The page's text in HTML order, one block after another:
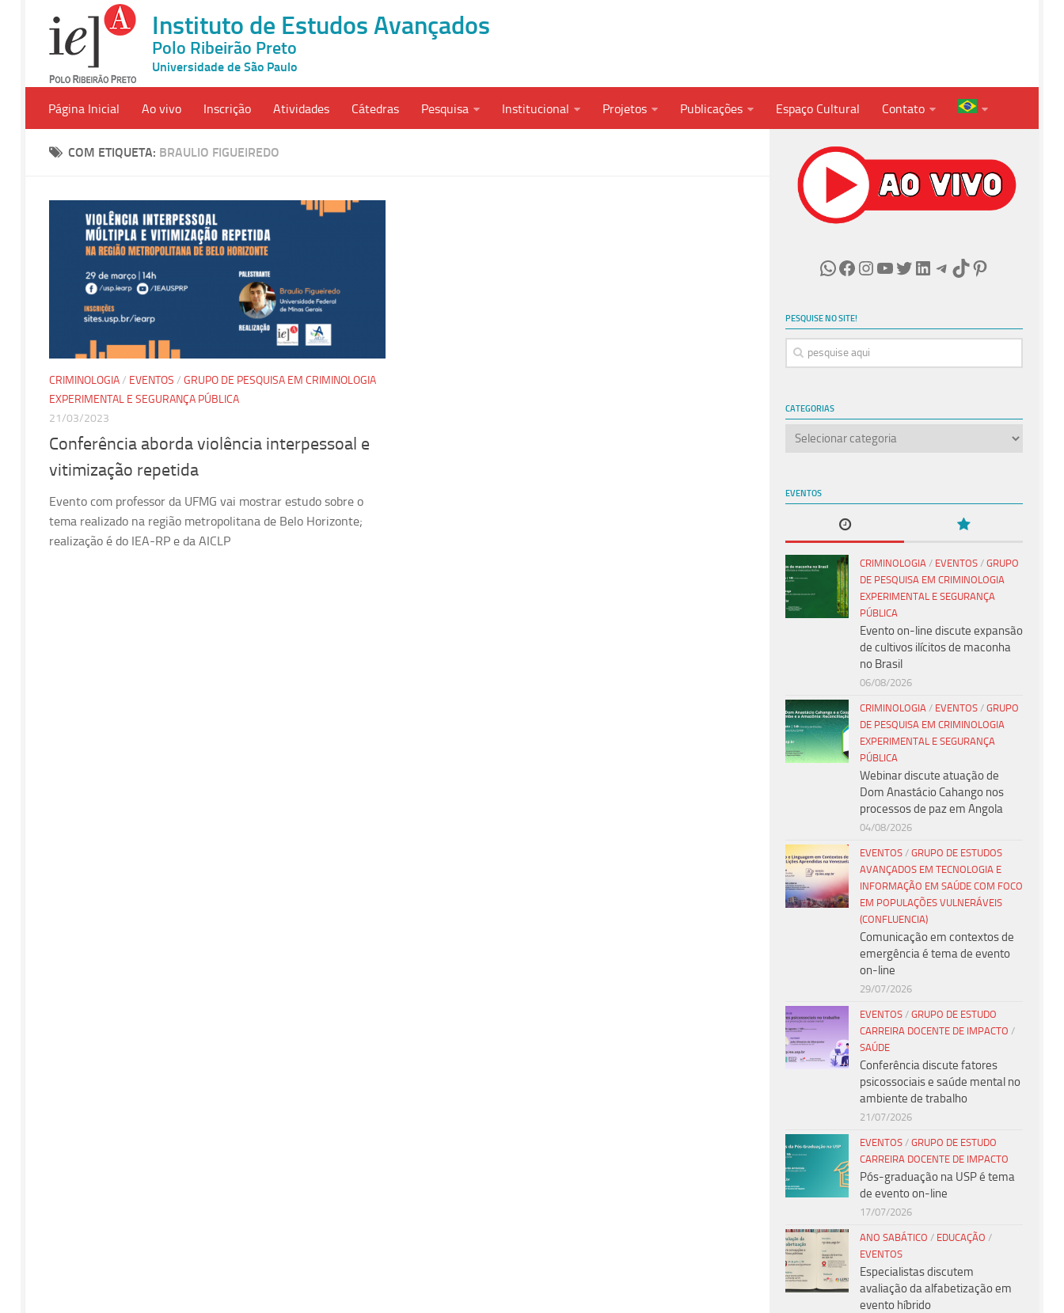
Instituto de Estudos Avançados
Polo Ribeirão Preto
Universidade de São Paulo
Página Inicial Ao vivo Inscrição Atividades Cátedras Pesquisa Institucional Projetos Publicações Espaço Cultural Contato
COM ETIQUETA: BRAULIO FIGUEIREDO
CRIMINOLOGIA/ EVENTOS / GRUPO DE PESQUISA EM CRIMINOLOGIA
EXPERIMENTAL E SEGURANÇA PÚBLICA
21/03/2023
Conferência aborda violência interpessoal e
vitimização repetida
Evento com professor da UFMG vai mostrar estudo sobre o
tema realizado na região metropolitana de Belo Horizonte;
realização é do IEA-RP e da AICLP
WhatsApp
Facebook
Instagram
Youtube
Twitter
LinkedIn
Telegram
TikTokPinterest
PESQUISE NO SITE!
CATEGORIAS
Categorias
EVENTOS
CRIMINOLOGIA / EVENTOS / GRUPO
DE PESQUISA EM CRIMINOLOGIA
EXPERIMENTAL E SEGURANÇA
PÚBLICA
Evento on-line discute expansão
de cultivos ilícitos de maconha
no Brasil
06/08/2026
CRIMINOLOGIA / EVENTOS / GRUPO
DE PESQUISA EM CRIMINOLOGIA
EXPERIMENTAL E SEGURANÇA
PÚBLICA
Webinar discute atuação de
Dom Anastácio Cahango nos
processos de paz em Angola
04/08/2026
EVENTOS / GRUPO DE ESTUDOS
AVANÇADOS EM TECNOLOGIA E
INFORMAÇÃO EM SAÚDE COM FOCO
EM POPULAÇÕES VULNERÁVEIS
(CONFLUENCIA)
Comunicação em contextos de
emergência é tema de evento
on-line
29/07/2026
EVENTOS / GRUPO DE ESTUDO
CARREIRA DOCENTE DE IMPACTO /
SAÚDE
Conferência discute fatores
psicossociais e saúde mental no
ambiente de trabalho
21/07/2026
EVENTOS / GRUPO DE ESTUDO
CARREIRA DOCENTE DE IMPACTO
Pós-graduação na USP é tema
de evento on-line
17/07/2026
ANO SABÁTICO / EDUCAÇÃO /
EVENTOS
Especialistas discutem
avaliação da alfabetização em
evento híbrido